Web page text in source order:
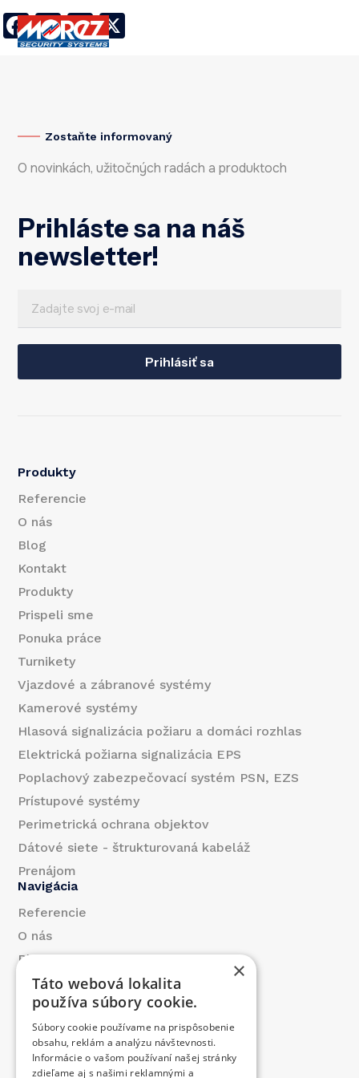
Facebook
LinkedIn
Twitter
Zostaňte informovaný
O novinkách, užitočných radách a produktoch
Prihláste sa na náš
newsletter!
*
E
m
l
*
m
Prihlásiť sa
Produkty
Referencie
O nás
Blog
Kontakt
Produkty
Prispeli sme
Ponuka práce
Turnikety
Vjazdové a zábranové systémy
Kamerové systémy
Hlasová signalizácia požiaru a domáci rozhlas
Elektrická požiarna signalizácia EPS
Poplachový zabezpečovací systém PSN, EZS
Prístupové systémy
Perimetrická ochrana objektov
Dátové siete - štrukturovaná kabeláž
Prenájom
Navigácia
Referencie
O nás
Blog
Kontakt
Produkty
Prispeli sme
Ponuka práce
Kontakt
×
Táto webová lokalita
používa súbory cookie.
Súbory cookie používame na prispôsobenie
obsahu, reklám a analýzu návštevnosti.
Informácie o vašom používaní našej stránky
zdieľame aj s našimi reklamnými a